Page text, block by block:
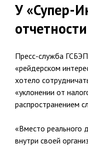
У «Супер-
отчетности
Пресс-служба
«рейдерском
хотело
«уклонении от
распространением
«Вместо реального
внутри своей